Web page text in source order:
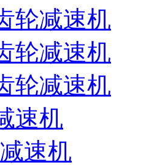
轮减速机
轮减速机
轮减速机
速机
速机